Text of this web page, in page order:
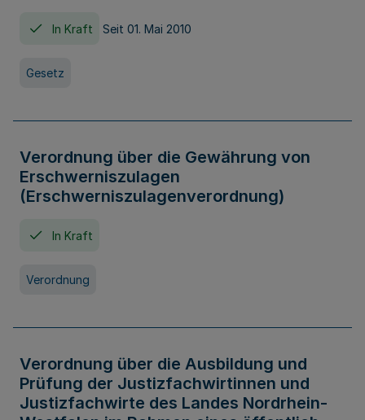
In Kraft Seit 01. Mai 2010
Gesetz
Verordnung über die Gewährung von
Erschwerniszulagen
(Erschwerniszulagenverordnung)
In Kraft
Verordnung
Verordnung über die Ausbildung und
Prüfung der Justizfachwirtinnen und
Justizfachwirte des Landes Nordrhein-